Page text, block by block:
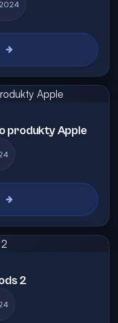
2024
produkty Apple
2